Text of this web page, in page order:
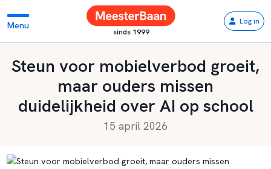
Menu
sinds 1999
Log in
Steun voor mobielverbod groeit,
maar ouders missen
duidelijkheid over AI op school
15 april 2026